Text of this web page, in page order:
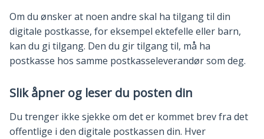
Om du ønsker at noen andre skal ha tilgang til din
digitale postkasse, for eksempel ektefelle eller barn,
kan du gi tilgang. Den du gir tilgang til, må ha
postkasse hos samme postkasseleverandør som deg.
Slik åpner og leser du posten din
Du trenger ikke sjekke om det er kommet brev fra det
offentlige i den digitale postkassen din. Hver